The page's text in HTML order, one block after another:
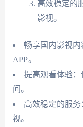
高效稳定的
影视。
畅享国内影视
APP。
提高观看体验
间。
高效稳定的服
视。